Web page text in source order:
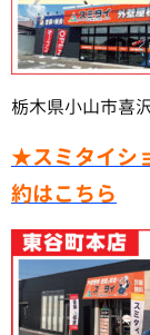
栃木県小山市喜
★スミタイシ
約はこちら